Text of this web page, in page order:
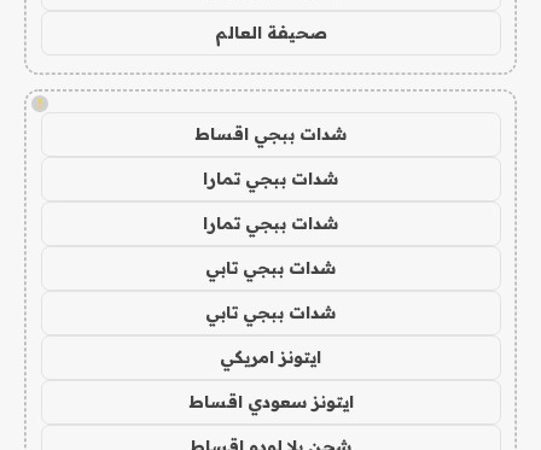
صحيفة العالم
!
شدات ببجي اقساط
شدات ببجي تمارا
شدات ببجي تمارا
شدات ببجي تابي
شدات ببجي تابي
ايتونز امريكي
ايتونز سعودي اقساط